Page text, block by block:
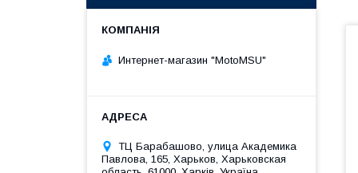
Интернет-магазин "MotoMSU"
ТЦ Барабашово, улица Академика
Павлова, 165, Харьков, Харьковская